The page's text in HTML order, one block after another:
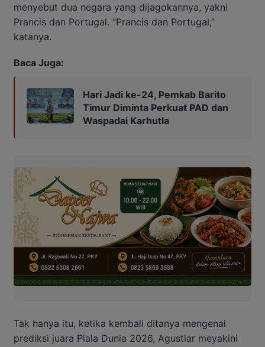
menyebut dua negara yang dijagokannya, yakni
Prancis dan Portugal. “Prancis dan Portugal,”
katanya.
Baca Juga:
Hari Jadi ke-24, Pemkab Barito
Timur Diminta Perkuat PAD dan
Waspadai Karhutla
Tak hanya itu, ketika kembali ditanya mengenai
prediksi juara Piala Dunia 2026, Agustiar meyakini